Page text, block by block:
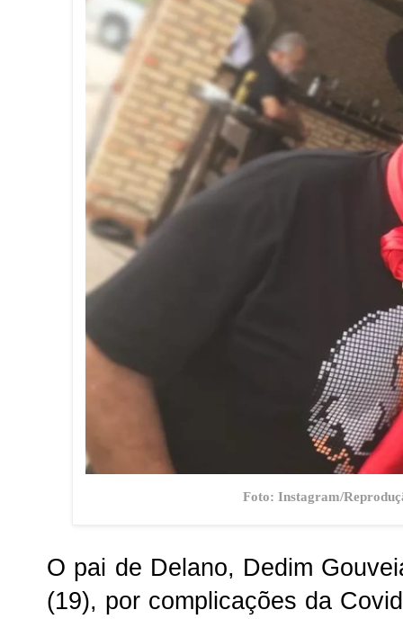
Foto: Instagram/
O pai de Delano, Dedim
(19), por complicações da